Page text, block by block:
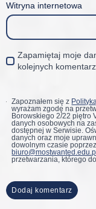
Witryna internetowa
Zapamiętaj moje
kolejnych
Zapoznałem się z
wyrażam zgodę na
Borowskiego 2/22 piętro
danych osobowych na
dostępnej w Serwisie.
danych oraz moje
dowolnym czasie
biuro@mostwanted.edu.pl
przetwarzania, którego